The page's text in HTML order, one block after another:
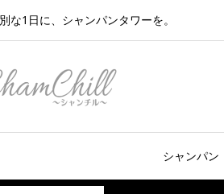
な1日に、シャンパンタワーを。
シャンパン